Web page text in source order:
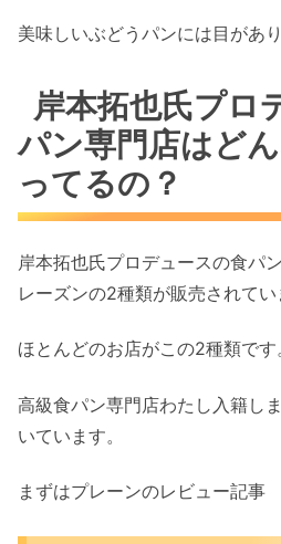
美味しいぶどうパンには目があり
岸本拓也氏プロ
パン専門店はど
ってるの？
岸本拓也氏プロデュースの食パ
レーズンの2種類が販売されてい
ほとんどのお店がこの2種類です
高級食パン専門店わたし入籍し
いています。
まずはプレーンのレビュー記事